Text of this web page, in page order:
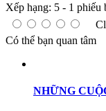
Xếp hạng: 5 - 1 phiếu
Có thể bạn quan tâm
NHỮNG